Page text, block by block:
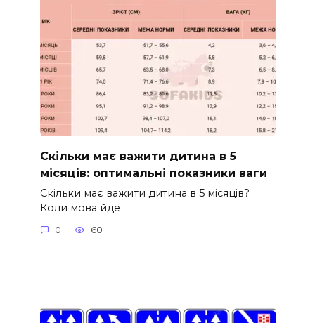
Скільки має важити дитина в 5
місяців: оптимальні показники ваги
Скільки має важити дитина в 5 місяців?
Коли мова йде
0 60